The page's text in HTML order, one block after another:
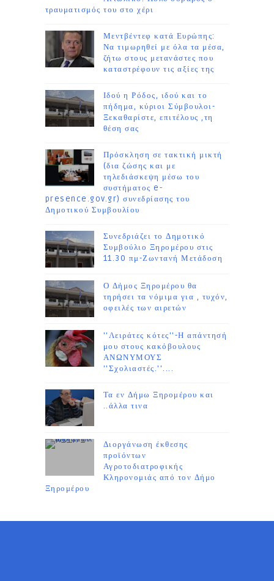
τραυματισμός του στο χέρι
Μεντβέντεφ κατά Ευρώπης:
Να τιμωρηθεί με όλα τα μέσα,
ζήτω στους μετανάστες που
καταστρέφουν τις αξίες της
Ιδού η Ρόδος, ιδού και το
πήδημα, κύριοι Σύμβουλοι-
Ξεκαθαρίστε, επιτέλους ,τη
θέση σας
Πρόσκληση σε τακτική μικτή
(δια ζώσης και με
τηλεδιάσκεψη μέσω του
συστήματος e-
presence.gov.gr) συνεδρίασης του
Δημοτικού Συμβουλίου
Συνεδριάζει το Δημοτικό
Συμβούλιο Ξηρομέρου στις
11.30 πμ-Ζωντανή Μετάδοση
Ο Δήμος Ξηρομέρου θα
τηρήσει τα νόμιμα για , τυχόν,
οφειλές των αιρετών
''Λειράτες κότες''-Η απάντησή
μου στους κακόβουλους
ΑΝΩΝΥΜΟΥΣ
''Σχολιαστές.''....
Τα εν Δήμω Ξηρομέρου και
..άλλα τινα
Διοργάνωση έκθεσης
προϊόντων
Αγροτοδιατροφικής
Κληρονομιάς από τον Δήμο
Ξηρομέρου